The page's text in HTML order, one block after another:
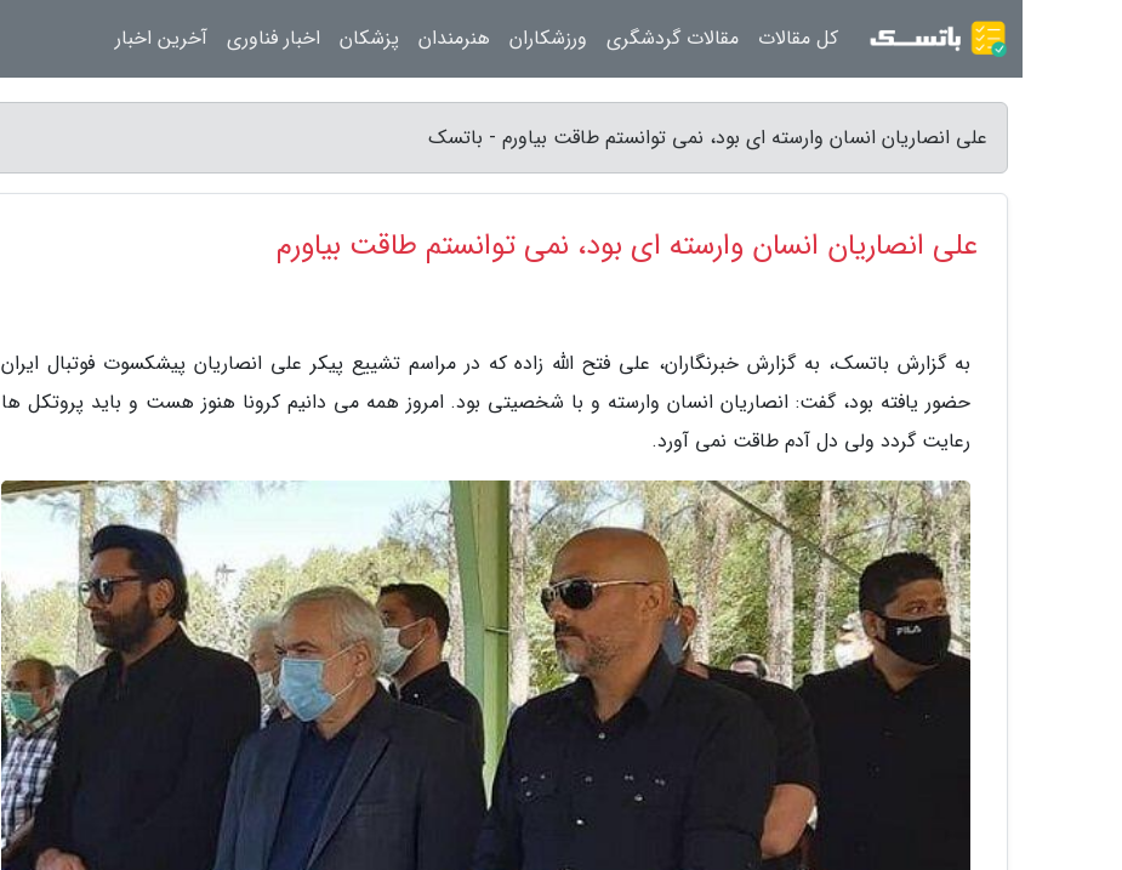
علی انصاریان انسان وارسته ای بود، نمی توانستم طاقت بیاورم - باتسک
علی انصاریان انسان وارسته ای بود، نمی توانستم طاقت بیاورم
به گزارش باتسک، به گزارش خبرنگاران، علی فتح الله زاده که در مراسم تشییع پیکر علی انصاریان پیشکسوت فوتبال ایران
حضور یافته بود، گفت: انصاریان انسان وارسته و با شخصیتی بود. امروز همه می دانیم کرونا هنوز هست و باید پروتکل ها
رعایت گردد ولی دل آدم طاقت نمی آورد.
کل مقالات مقالات گردشگری ورزشکاران هنرمندان پزشکان اخبار فناوری آخرین اخبار